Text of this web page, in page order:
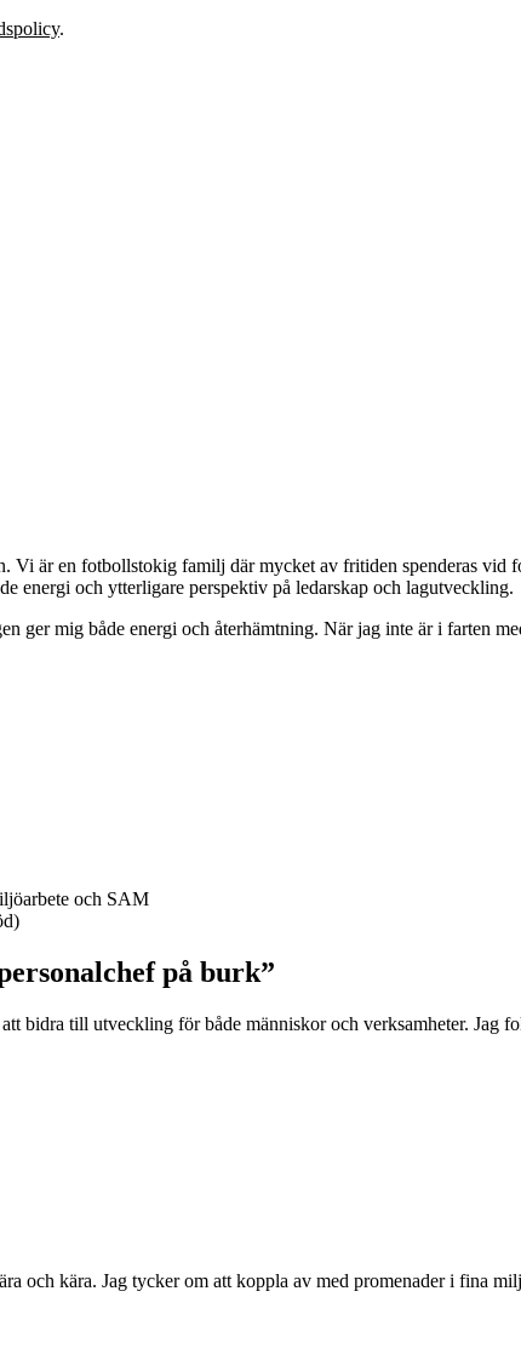
.
Vi är en fotbollstokig familj där mycket av fritiden spenderas vid
energi och ytterligare perspektiv på ledarskap och lagutveckling.
ger mig både energi och återhämtning. När jag inte är i farten
och SAM
på burk”
bidra till utveckling för både människor och verksamheter. Jag
och kära. Jag tycker om att koppla av med promenader i fina